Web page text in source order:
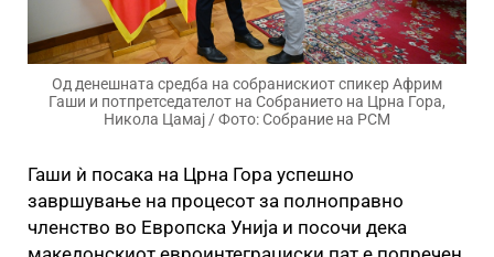
Од денешната средба на собранискиот спикер Африм
Гаши и потпретседателот на Собранието на Црна Гора,
Никола Цамај / Фото: Собрание на РСМ
Гаши ѝ посака на Црна Гора успешно
завршување на процесот за полноправно
членство во Европска Унија и посочи дека